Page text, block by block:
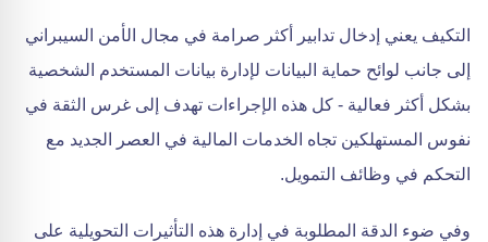
التكيف يعني إدخال تدابير أكثر صرامة في مجال الأمن السيبراني
إلى جانب لوائح حماية البيانات لإدارة بيانات المستخدم الشخصية
بشكل أكثر فعالية - كل هذه الإجراءات تهدف إلى غرس الثقة في
نفوس المستهلكين تجاه الخدمات المالية في العصر الجديد مع
التحكم في وظائف التمويل.
وفي ضوء الدقة المطلوبة في إدارة هذه التأثيرات التحويلية على